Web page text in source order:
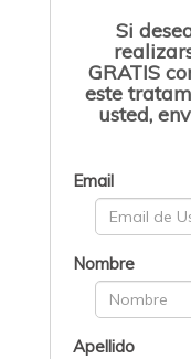
Si
GRATIS
este
usted,
Email
Nombre
Apellido